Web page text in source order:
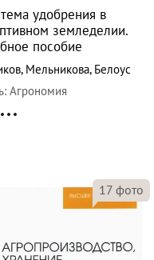
удобрения в
земледелии.
пособие
, Мельникова, Белоус
: Агрономия
17 фото